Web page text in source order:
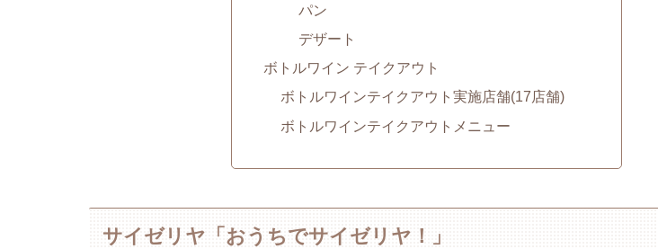
パン
デザート
ボトルワイン テイクアウト
ボトルワインテイクアウト実施店舗(17店舗)
ボトルワインテイクアウトメニュー
サイゼリヤ「おうちでサイゼリヤ！」